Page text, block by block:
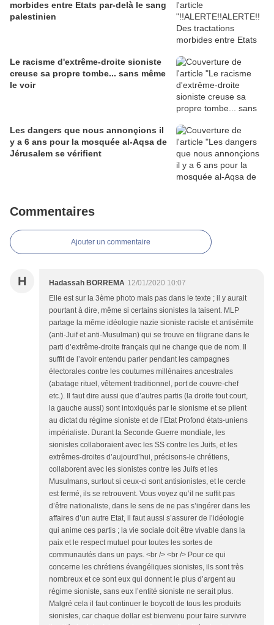
morbides entre Etats par-delà le sang
palestinien
Le racisme d'extrême-droite sioniste
creuse sa propre tombe... sans même
le voir
Les dangers que nous annonçions il
y a 6 ans pour la mosquée al-Aqsa de
Jérusalem se vérifient
Commentaires
Ajouter un commentaire
H Hadassah BORREMA 12/01/2020 10:07
Elle est sur la 3ème photo mais pas dans le texte ; il y aurait
pourtant à dire, même si certains sionistes la taisent. MLP
partage la même idéologie nazie sioniste raciste et antisémite
(anti-Juif et anti-Musulman) qui se trouve en filigrane dans le
parti d’extrême-droite français qui ne change que de nom. Il
suffit de l’avoir entendu parler pendant les campagnes
électorales contre les coutumes millénaires ancestrales
(abatage rituel, vêtement traditionnel, port de couvre-chef
etc.). Il faut dire aussi que d’autres partis (la droite tout court,
la gauche aussi) sont intoxiqués par le sionisme et se plient
au dictat du régime sioniste et de l’Etat Profond états-uniens
impérialiste. Durant la Seconde Guerre mondiale, les
sionistes collaboraient avec les SS contre les Juifs, et les
extrêmes-droites d’aujourd’hui, précisons-le chrétiens,
collaborent avec les sionistes contre les Juifs et les
Musulmans, surtout si ceux-ci sont antisionistes, et le cercle
est fermé, ils se retrouvent. Vous voyez qu’il ne suffit pas
d’être nationaliste, dans le sens de ne pas s’ingérer dans les
affaires d’un autre Etat, il faut aussi s’assurer de l’idéologie
qui anime ces partis ; la vie sociale doit être vivable dans la
paix et le respect mutuel pour toutes les sortes de
communautés dans un pays. <br /> <br /> Pour ce qui
concerne les chrétiens évangéliques sionistes, ils sont très
nombreux et ce sont eux qui donnent le plus d’argent au
régime sioniste, sans eux l’entité sioniste ne serait plus.
Malgré cela il faut continuer le boycott de tous les produits
sionistes, car chaque dollar est bienvenu pour faire survivre